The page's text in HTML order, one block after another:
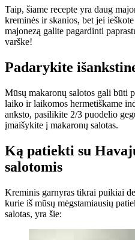
Taip, šiame recepte yra daug
kreminės ir skanios, bet jei
majonezą galite pagardinti
varške!
Padarykite
Mūsų makaronų salotos gali būti
laiko ir laikomos hermetiškame
anksto, pasilikite 2/3 puodelio
įmaišykite į makaronų salotas.
Ką patiekti su
salotomis
Kreminis garnyras tikrai puikiai
kurie iš mūsų mėgstamiausių
salotas, yra šie: